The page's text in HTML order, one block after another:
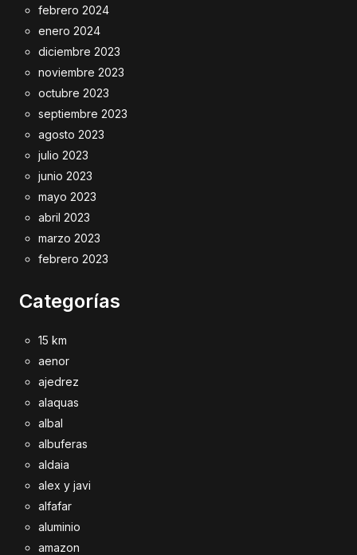
febrero 2024
enero 2024
diciembre 2023
noviembre 2023
octubre 2023
septiembre 2023
agosto 2023
julio 2023
junio 2023
mayo 2023
abril 2023
marzo 2023
febrero 2023
Categorías
15 km
aenor
ajedrez
alaquas
albal
albuferas
aldaia
alex y javi
alfafar
aluminio
amazon